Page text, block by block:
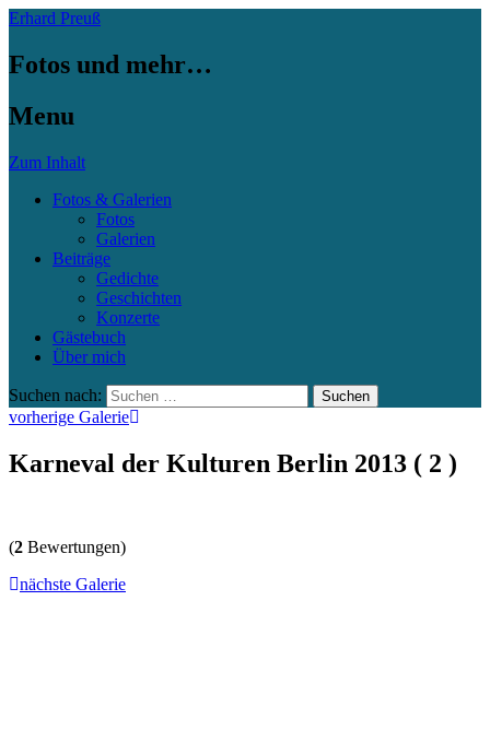
Erhard Preuß
Fotos und mehr…
Menu
Zum Inhalt
Fotos & Galerien
Fotos
Galerien
Beiträge
Gedichte
Geschichten
Konzerte
Gästebuch
Über mich
Suchen nach:
vorherige Galerie
Karneval der Kulturen Berlin 2013 ( 2 )
(2 Bewertungen)
nächste Galerie